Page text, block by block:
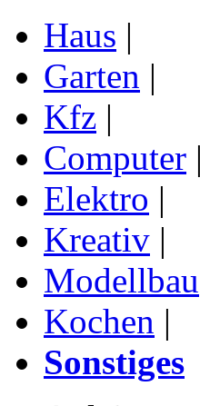
Haus |
Garten |
Kfz |
Computer |
Elektro |
Kreativ |
Modellbau
Kochen |
Sonstiges